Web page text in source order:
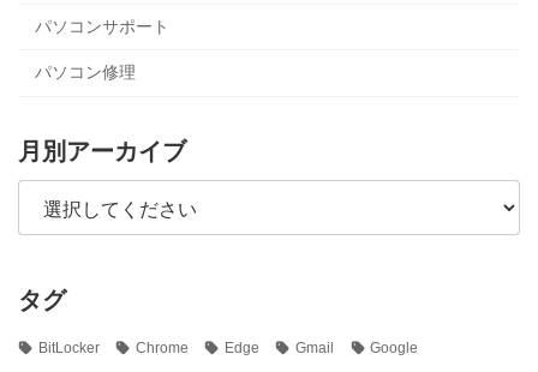
パソコンサポート
パソコン修理
月別アーカイブ
タグ
BitLocker Chrome Edge Gmail
Google